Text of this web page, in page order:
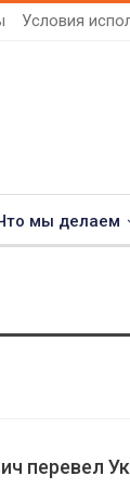
Условия
мы делаем
перевел